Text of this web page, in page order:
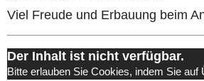
Viel Freude und Erbauung beim
Der Inhalt ist nicht verfügbar.
Bitte erlauben Sie Cookies, indem Sie